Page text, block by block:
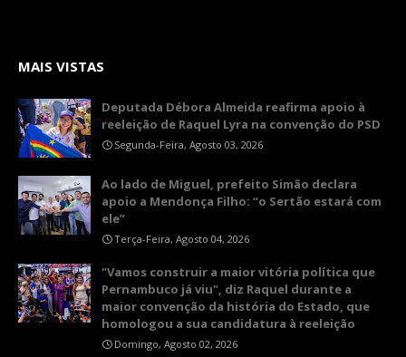
MAIS VISTAS
Deputada Débora Almeida reafirma apoio à
reeleição de Raquel Lyra na convenção do PSD
Segunda-Feira, Agosto 03, 2026
Ao lado de Miguel, prefeito Simão declara
apoio a Mendonça Filho: “o Sertão estará com
ele”
Terça-Feira, Agosto 04, 2026
"Vamos construir a maior vitória política que
Pernambuco já viu", diz Raquel durante a
maior convenção da história do Estado, que
homologou a sua candidatura à reeleição
Domingo, Agosto 02, 2026